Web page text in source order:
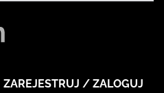
ZAREJESTRUJ / ZALOGUJ